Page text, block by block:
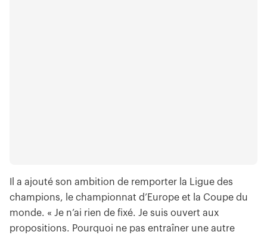
Il a ajouté son ambition de remporter la Ligue des
champions, le championnat d’Europe et la Coupe du
monde. « Je n’ai rien de fixé. Je suis ouvert aux
propositions. Pourquoi ne pas entraîner une autre